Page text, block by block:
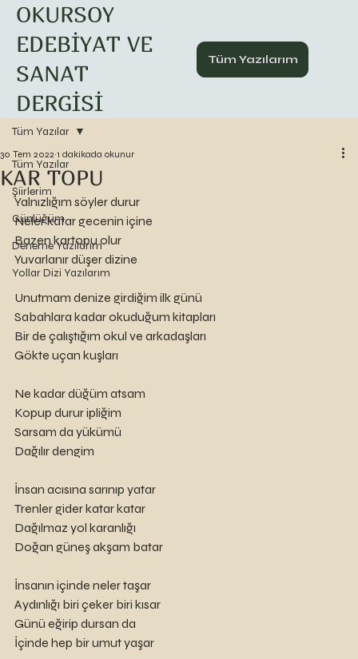
Tüm Yazılarım
OKURSOY
EDEBİYAT VE
SANAT
DERGİSİ
Tüm Yazılar
Şiirlerim
Günlüğüm
Deneme Yazılarım
Yollar Dizi Yazılarım
Tüm Yazılar
KAR TOPU
30 Tem 2022 1 dakikada okunur
Yalnızlığım söyler durur
Neler katar gecenin içine
Bazen kartopu olur
Yuvarlanır düşer dizine
Unutmam denize girdiğim ilk günü
Sabahlara kadar okuduğum kitapları
Bir de çalıştığım okul ve arkadaşları
Gökte uçan kuşları
Ne kadar düğüm atsam
Kopup durur ipliğim
Sarsam da yükümü
Dağılır dengim
İnsan acısına sarınıp yatar
Trenler gider katar katar
Dağılmaz yol karanlığı
Doğan güneş akşam batar
İnsanın içinde neler taşar
Aydınlığı biri çeker biri kısar
Günü eğirip dursan da
İçinde hep bir umut yaşar